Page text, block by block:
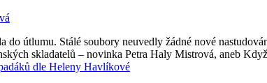
do útlumu. Stálé soubory neuvedly žádné nové
skladatelů – novinka Petra Haly Mistrová, aneb
dle Heleny Havlíkové